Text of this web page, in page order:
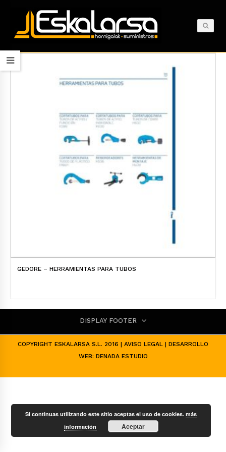
GEDORE – HERRAMIENTAS PARA TUBOS
DISPLAY FOOTER
COPYRIGHT ESKALARSA S.L. 2016 | AVISO LEGAL | DESARROLLO
WEB: DENADA ESTUDIO
Si continuas utilizando este sitio aceptas el uso de cookies.más
información
Aceptar